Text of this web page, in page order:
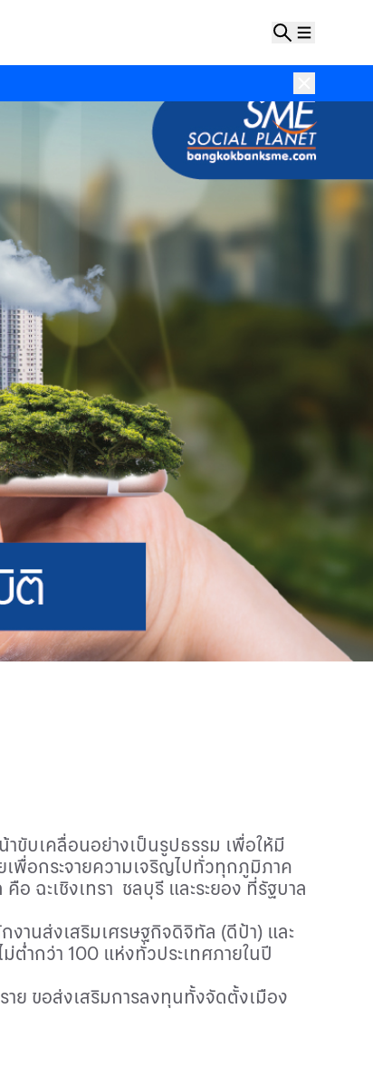
ขับเคลื่อนอย่างเป็นรูปธรรม เพื่อให้มี
เพื่อกระจายความเจริญไปทั่วทุกภูมิภาค
อ ฉะเชิงเทรา ชลบุรี และระยอง ที่รัฐบาล
านส่งเสริมเศรษฐกิจดิจิทัล (ดีป้า) และ
ต่ำกว่า 100 แห่งทั่วประเทศภายในปี
ย ขอส่งเสริมการลงทุนทั้งจัดตั้งเมือง